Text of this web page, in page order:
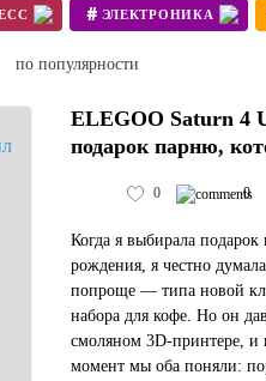
# ЭЛЕКТРОНИКА
по популярности
ELEGOO Saturn 4
подарок парню,
0 0
Когда я выбирала
рождения, я честно
попроще — типа новой
набора для кофе. Но он
смоляном 3D-принтере, и
момент мы оба поняли: